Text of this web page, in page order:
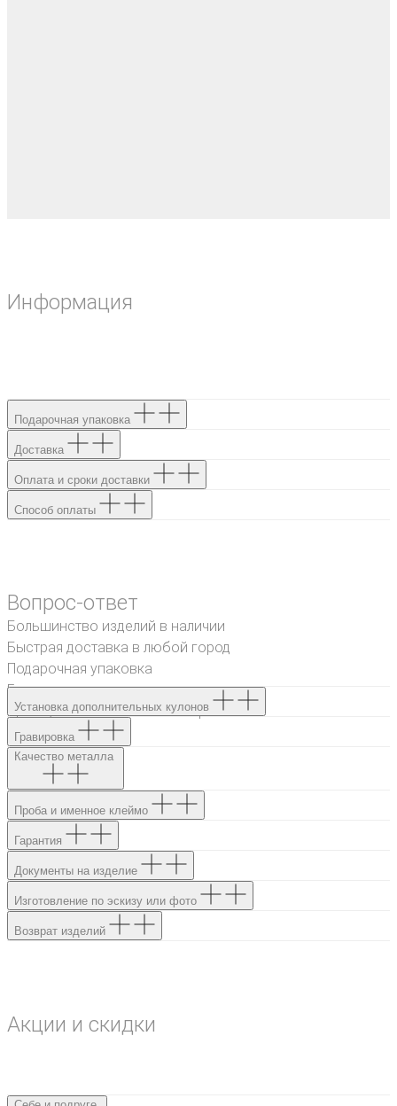
Большинство изделий в наличии
Быстрая доставка в любой город
Подарочная упаковка
Гравировка текста или рисунка
Проба, именное клеймо и бирка
Гарантия
Информация
Подарочная упаковка
Доставка
Оплата и сроки доставки
Способ оплаты
Вопрос-ответ
Установка дополнительных кулонов
Гравировка
Качество металла
Проба и именное клеймо
Гарантия
Документы на изделие
Изготовление по эскизу или фото
Возврат изделий
Акции и скидки